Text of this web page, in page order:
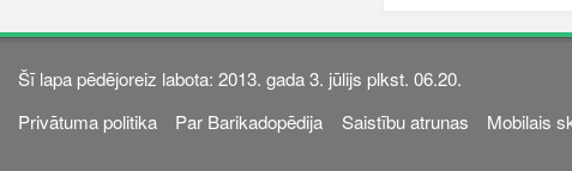
Šī lapa pēdējoreiz labota: 2013. gada 3. jūlijs plkst. 06.20.
Privātuma politika
Par Barikadopēdija Saistību atrunas Mobilais